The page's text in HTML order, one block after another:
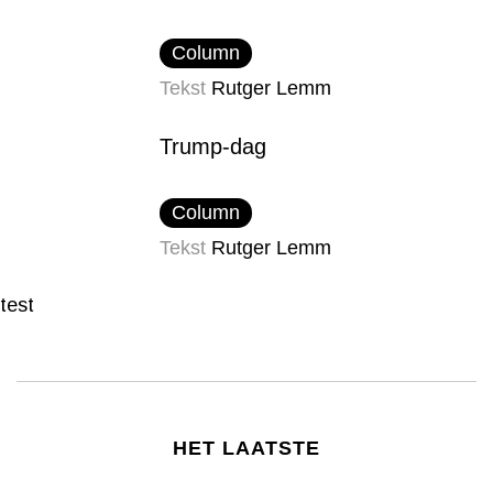
Column
Tekst Rutger Lemm
Trump-dag
Column
Tekst Rutger Lemm
test
HET LAATSTE